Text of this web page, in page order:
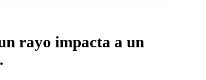
rayo impacta a un